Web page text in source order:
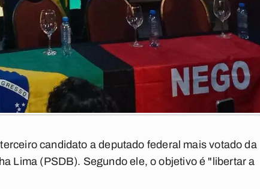
candidato a deputado federal mais votado da
Lima (PSDB). Segundo ele, o objetivo é "libertar a